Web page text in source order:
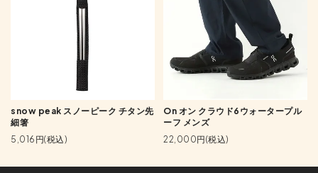
snow peak スノーピーク チタン先
細箸
5,016円(税込)
On オン クラウド6ウォータープル
ーフ メンズ
22,000円(税込)